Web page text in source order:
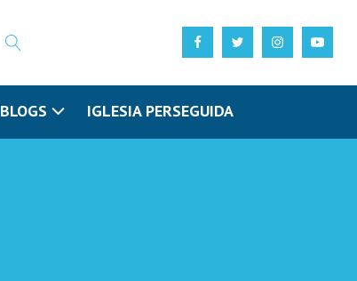
BLOGS IGLESIA PERSEGUIDA